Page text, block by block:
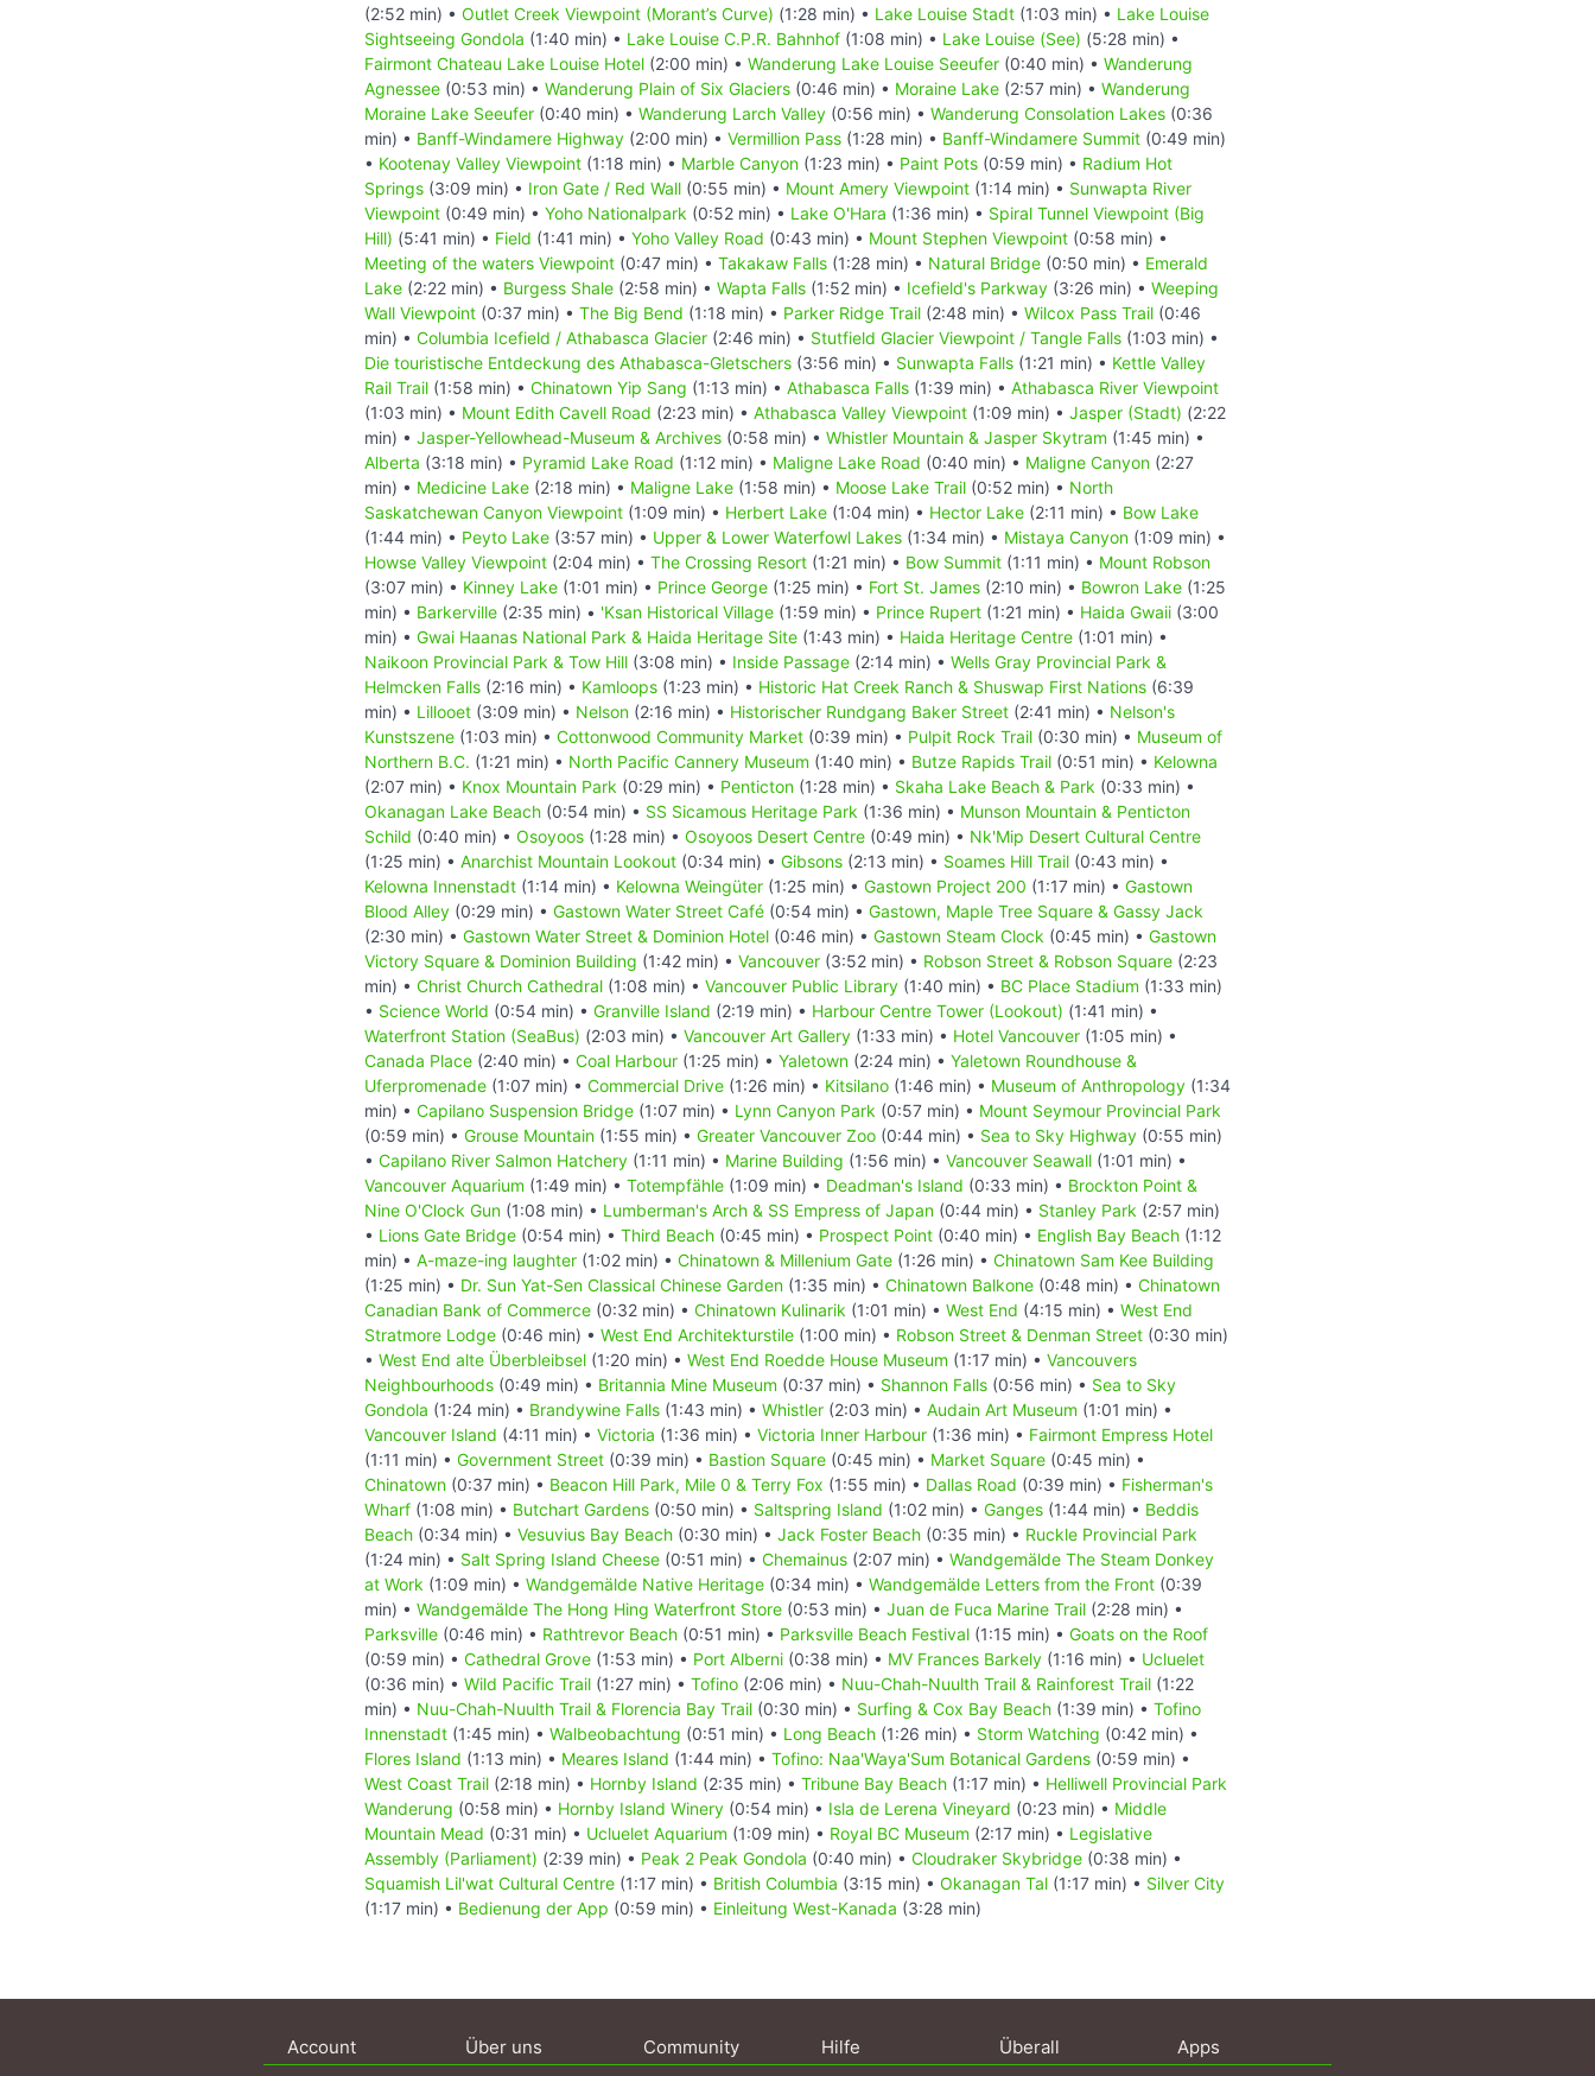
(2:52 min) • Outlet Creek Viewpoint (Morant’s Curve) (1:28 min) • Lake Louise Stadt (1:03 min) • Lake Louise
Sightseeing Gondola (1:40 min) • Lake Louise C.P.R. Bahnhof (1:08 min) • Lake Louise (See) (5:28 min) •
Fairmont Chateau Lake Louise Hotel (2:00 min) • Wanderung Lake Louise Seeufer (0:40 min) • Wanderung
Agnessee (0:53 min) • Wanderung Plain of Six Glaciers (0:46 min) • Moraine Lake (2:57 min) • Wanderung
Moraine Lake Seeufer (0:40 min) • Wanderung Larch Valley (0:56 min) • Wanderung Consolation Lakes (0:36
min) • Banff-Windamere Highway (2:00 min) • Vermillion Pass (1:28 min) • Banff-Windamere Summit (0:49 min)
• Kootenay Valley Viewpoint (1:18 min) • Marble Canyon (1:23 min) • Paint Pots (0:59 min) • Radium Hot
Springs (3:09 min) • Iron Gate / Red Wall (0:55 min) • Mount Amery Viewpoint (1:14 min) • Sunwapta River
Viewpoint (0:49 min) • Yoho Nationalpark (0:52 min) • Lake O'Hara (1:36 min) • Spiral Tunnel Viewpoint (Big
Hill) (5:41 min) • Field (1:41 min) • Yoho Valley Road (0:43 min) • Mount Stephen Viewpoint (0:58 min) •
Meeting of the waters Viewpoint (0:47 min) • Takakaw Falls (1:28 min) • Natural Bridge (0:50 min) • Emerald
Lake (2:22 min) • Burgess Shale (2:58 min) • Wapta Falls (1:52 min) • Icefield's Parkway (3:26 min) • Weeping
Wall Viewpoint (0:37 min) • The Big Bend (1:18 min) • Parker Ridge Trail (2:48 min) • Wilcox Pass Trail (0:46
min) • Columbia Icefield / Athabasca Glacier (2:46 min) • Stutfield Glacier Viewpoint / Tangle Falls (1:03 min) •
Die touristische Entdeckung des Athabasca-Gletschers (3:56 min) • Sunwapta Falls (1:21 min) • Kettle Valley
Rail Trail (1:58 min) • Chinatown Yip Sang (1:13 min) • Athabasca Falls (1:39 min) • Athabasca River Viewpoint
(1:03 min) • Mount Edith Cavell Road (2:23 min) • Athabasca Valley Viewpoint (1:09 min) • Jasper (Stadt) (2:22
min) • Jasper-Yellowhead-Museum & Archives (0:58 min) • Whistler Mountain & Jasper Skytram (1:45 min) •
Alberta (3:18 min) • Pyramid Lake Road (1:12 min) • Maligne Lake Road (0:40 min) • Maligne Canyon (2:27
min) • Medicine Lake (2:18 min) • Maligne Lake (1:58 min) • Moose Lake Trail (0:52 min) • North
Saskatchewan Canyon Viewpoint (1:09 min) • Herbert Lake (1:04 min) • Hector Lake (2:11 min) • Bow Lake
(1:44 min) • Peyto Lake (3:57 min) • Upper & Lower Waterfowl Lakes (1:34 min) • Mistaya Canyon (1:09 min) •
Howse Valley Viewpoint (2:04 min) • The Crossing Resort (1:21 min) • Bow Summit (1:11 min) • Mount Robson
(3:07 min) • Kinney Lake (1:01 min) • Prince George (1:25 min) • Fort St. James (2:10 min) • Bowron Lake (1:25
min) • Barkerville (2:35 min) • 'Ksan Historical Village (1:59 min) • Prince Rupert (1:21 min) • Haida Gwaii (3:00
min) • Gwai Haanas National Park & Haida Heritage Site (1:43 min) • Haida Heritage Centre (1:01 min) •
Naikoon Provincial Park & Tow Hill (3:08 min) • Inside Passage (2:14 min) • Wells Gray Provincial Park &
Helmcken Falls (2:16 min) • Kamloops (1:23 min) • Historic Hat Creek Ranch & Shuswap First Nations (6:39
min) • Lillooet (3:09 min) • Nelson (2:16 min) • Historischer Rundgang Baker Street (2:41 min) • Nelson's
Kunstszene (1:03 min) • Cottonwood Community Market (0:39 min) • Pulpit Rock Trail (0:30 min) • Museum of
Northern B.C. (1:21 min) • North Pacific Cannery Museum (1:40 min) • Butze Rapids Trail (0:51 min) • Kelowna
(2:07 min) • Knox Mountain Park (0:29 min) • Penticton (1:28 min) • Skaha Lake Beach & Park (0:33 min) •
Okanagan Lake Beach (0:54 min) • SS Sicamous Heritage Park (1:36 min) • Munson Mountain & Penticton
Schild (0:40 min) • Osoyoos (1:28 min) • Osoyoos Desert Centre (0:49 min) • Nk'Mip Desert Cultural Centre
(1:25 min) • Anarchist Mountain Lookout (0:34 min) • Gibsons (2:13 min) • Soames Hill Trail (0:43 min) •
Kelowna Innenstadt (1:14 min) • Kelowna Weingüter (1:25 min) • Gastown Project 200 (1:17 min) • Gastown
Blood Alley (0:29 min) • Gastown Water Street Café (0:54 min) • Gastown, Maple Tree Square & Gassy Jack
(2:30 min) • Gastown Water Street & Dominion Hotel (0:46 min) • Gastown Steam Clock (0:45 min) • Gastown
Victory Square & Dominion Building (1:42 min) • Vancouver (3:52 min) • Robson Street & Robson Square (2:23
min) • Christ Church Cathedral (1:08 min) • Vancouver Public Library (1:40 min) • BC Place Stadium (1:33 min)
• Science World (0:54 min) • Granville Island (2:19 min) • Harbour Centre Tower (Lookout) (1:41 min) •
Waterfront Station (SeaBus) (2:03 min) • Vancouver Art Gallery (1:33 min) • Hotel Vancouver (1:05 min) •
Canada Place (2:40 min) • Coal Harbour (1:25 min) • Yaletown (2:24 min) • Yaletown Roundhouse &
Uferpromenade (1:07 min) • Commercial Drive (1:26 min) • Kitsilano (1:46 min) • Museum of Anthropology (1:34
min) • Capilano Suspension Bridge (1:07 min) • Lynn Canyon Park (0:57 min) • Mount Seymour Provincial Park
(0:59 min) • Grouse Mountain (1:55 min) • Greater Vancouver Zoo (0:44 min) • Sea to Sky Highway (0:55 min)
• Capilano River Salmon Hatchery (1:11 min) • Marine Building (1:56 min) • Vancouver Seawall (1:01 min) •
Vancouver Aquarium (1:49 min) • Totempfähle (1:09 min) • Deadman's Island (0:33 min) • Brockton Point &
Nine O'Clock Gun (1:08 min) • Lumberman's Arch & SS Empress of Japan (0:44 min) • Stanley Park (2:57 min)
• Lions Gate Bridge (0:54 min) • Third Beach (0:45 min) • Prospect Point (0:40 min) • English Bay Beach (1:12
min) • A-maze-ing laughter (1:02 min) • Chinatown & Millenium Gate (1:26 min) • Chinatown Sam Kee Building
(1:25 min) • Dr. Sun Yat-Sen Classical Chinese Garden (1:35 min) • Chinatown Balkone (0:48 min) • Chinatown
Canadian Bank of Commerce (0:32 min) • Chinatown Kulinarik (1:01 min) • West End (4:15 min) • West End
Stratmore Lodge (0:46 min) • West End Architekturstile (1:00 min) • Robson Street & Denman Street (0:30 min)
• West End alte Überbleibsel (1:20 min) • West End Roedde House Museum (1:17 min) • Vancouvers
Neighbourhoods (0:49 min) • Britannia Mine Museum (0:37 min) • Shannon Falls (0:56 min) • Sea to Sky
Gondola (1:24 min) • Brandywine Falls (1:43 min) • Whistler (2:03 min) • Audain Art Museum (1:01 min) •
Vancouver Island (4:11 min) • Victoria (1:36 min) • Victoria Inner Harbour (1:36 min) • Fairmont Empress Hotel
(1:11 min) • Government Street (0:39 min) • Bastion Square (0:45 min) • Market Square (0:45 min) •
Chinatown (0:37 min) • Beacon Hill Park, Mile 0 & Terry Fox (1:55 min) • Dallas Road (0:39 min) • Fisherman's
Wharf (1:08 min) • Butchart Gardens (0:50 min) • Saltspring Island (1:02 min) • Ganges (1:44 min) • Beddis
Beach (0:34 min) • Vesuvius Bay Beach (0:30 min) • Jack Foster Beach (0:35 min) • Ruckle Provincial Park
(1:24 min) • Salt Spring Island Cheese (0:51 min) • Chemainus (2:07 min) • Wandgemälde The Steam Donkey
at Work (1:09 min) • Wandgemälde Native Heritage (0:34 min) • Wandgemälde Letters from the Front (0:39
min) • Wandgemälde The Hong Hing Waterfront Store (0:53 min) • Juan de Fuca Marine Trail (2:28 min) •
Parksville (0:46 min) • Rathtrevor Beach (0:51 min) • Parksville Beach Festival (1:15 min) • Goats on the Roof
(0:59 min) • Cathedral Grove (1:53 min) • Port Alberni (0:38 min) • MV Frances Barkely (1:16 min) • Ucluelet
(0:36 min) • Wild Pacific Trail (1:27 min) • Tofino (2:06 min) • Nuu-Chah-Nuulth Trail & Rainforest Trail (1:22
min) • Nuu-Chah-Nuulth Trail & Florencia Bay Trail (0:30 min) • Surfing & Cox Bay Beach (1:39 min) • Tofino
Innenstadt (1:45 min) • Walbeobachtung (0:51 min) • Long Beach (1:26 min) • Storm Watching (0:42 min) •
Flores Island (1:13 min) • Meares Island (1:44 min) • Tofino: Naa'Waya'Sum Botanical Gardens (0:59 min) •
West Coast Trail (2:18 min) • Hornby Island (2:35 min) • Tribune Bay Beach (1:17 min) • Helliwell Provincial Park
Wanderung (0:58 min) • Hornby Island Winery (0:54 min) • Isla de Lerena Vineyard (0:23 min) • Middle
Mountain Mead (0:31 min) • Ucluelet Aquarium (1:09 min) • Royal BC Museum (2:17 min) • Legislative
Assembly (Parliament) (2:39 min) • Peak 2 Peak Gondola (0:40 min) • Cloudraker Skybridge (0:38 min) •
Squamish Lil'wat Cultural Centre (1:17 min) • British Columbia (3:15 min) • Okanagan Tal (1:17 min) • Silver City
(1:17 min) • Bedienung der App (0:59 min) • Einleitung West-Kanada (3:28 min)
Account Über uns Community Hilfe Überall Apps